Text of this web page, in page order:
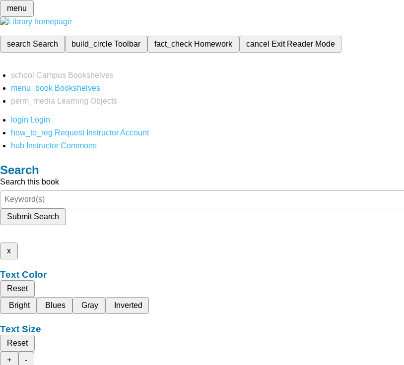
menu
search Search build_circleToolbar fact_check Homework cancel Exit Reader Mode
school Campus Bookshelves
menu_book Bookshelves
perm_media
Learning Objects
login Login
how_to_reg Request Instructor Account
hub Instructor Commons
Search
Search this book
Submit Search
x
Text Color
Reset
Bright
Blues Gray Inverted
Text Size
Reset
+
-